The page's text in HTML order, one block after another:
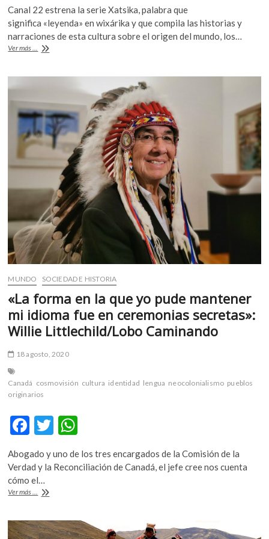
e
b
o
o
k
itt
er
at
s
p
p
Canal 22 estrena la serie Xatsika, palabra que
significa «leyenda» en wixárika y que compila las historias y
narraciones de esta cultura sobre el origen del mundo, los…
Ver más ... Las
MUNDO SOCIEDAD E HISTORIA
«La forma en la que yo pude mantener
mi idioma fue en ceremonias secretas»:
Willie Littlechild/Lobo Caminando
18 agosto, 2020
Canadá cosmovisión cultura identidad lengua neocolonialismo pueblos
originarios
F
ac
e
b
o
o
T
itt
h
at
p
Abogado y uno de los tres encargados de la Comisión de la
Verdad y la Reconciliación de Canadá, el jefe cree nos cuenta
cómo el…
Ver más ... «La
la
que